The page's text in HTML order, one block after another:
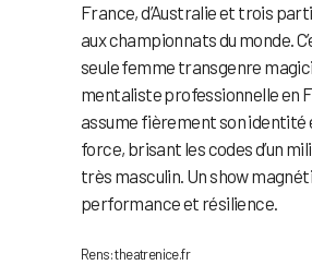
France, d’Australie et trois
aux championnats du monde.
seule femme transgenre
mentaliste professionnelle en
assume fièrement son identité
force, brisant les codes d’un
très masculin. Un show
performance et résilience.
Rens: theatrenice.fr